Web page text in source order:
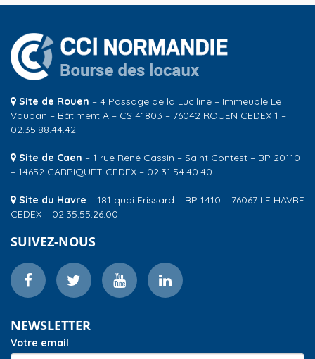
Site de Rouen – 4 Passage de la Luciline – Immeuble Le
Vauban – Bâtiment A – CS 41803 – 76042 ROUEN CEDEX 1 –
02.35.88.44.42
Site de Caen – 1 rue René Cassin – Saint Contest – BP 20110
– 14652 CARPIQUET CEDEX – 02.31.54.40.40
Site du Havre – 181 quai Frissard – BP 1410 – 76067 LE HAVRE
CEDEX – 02.35.55.26.00
SUIVEZ-NOUS
NEWSLETTER
Votre email